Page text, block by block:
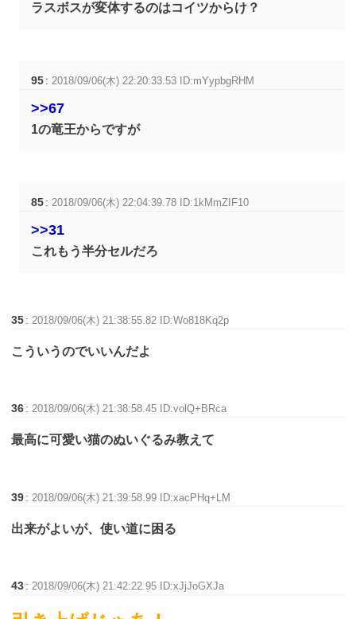
ラスボスが変体するのはコイツからけ？
95 :2018/09/06(木) 22:20:33.53 ID:mYypbgRHM
>>67
1の竜王からですが
85 :2018/09/06(木) 22:04:39.78 ID:1kMmZIF10
>>31
これもう半分セルだろ
35 :2018/09/06(木) 21:38:55.82 ID:Wo818Kq2p
こういうのでいいんだよ
36 :2018/09/06(木) 21:38:58.45 ID:volQ+BRca
最高に可愛い猫のぬいぐるみ教えて
39 : 2018/09/06(木) 21:39:58.99 ID:xacPHq+LM
出来がよいが、使い道に困る
43 : 2018/09/06(木) 21:42:22.95 ID:xJjJoGXJa